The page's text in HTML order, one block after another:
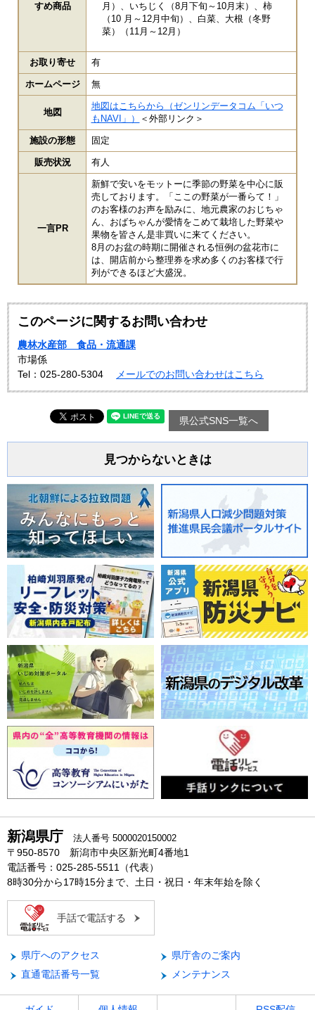
すめ商品
月）、いちじく（8月下旬～10月末）、柿
（10 月～12月中旬）、白菜、大根（冬野
菜）（11月～12月）
お取り寄せ 有
ホームページ 無
地図
地図はこちらから（ゼンリンデータコム「いつ
もNAVI」）
＜外部リンク＞
施設の形態 固定
販売状況 有人
一言PR
新鮮で安いをモットーに季節の野菜を中心に販
売しております。「ここの野菜が一番らて！」
のお客様のお声を励みに、地元農家のおじちゃ
ん、おばちゃんが愛情をこめて栽培した野菜や
果物を皆さん是非買いに来てください。
8月のお盆の時期に開催される恒例の盆花市に
は、開店前から整理券を求め多くのお客様で行
列ができるほど大盛況。
このページに関するお問い合わせ
農林水産部 食品・流通課
市場係
Tel：025-280-5304
メールでのお問い合わせはこちら
県公式SNS一覧へ
見つからないときは
新潟県庁 法人番号 5000020150002
〒950-8570 新潟市中央区新光町4番地1
電話番号：025-285-5511（代表）
8時30分から17時15分まで、土日・祝日・年末年始を除く
手話で電話する
県庁へのアクセス
県庁舎のご案内
直通電話番号一覧
メンテナンス